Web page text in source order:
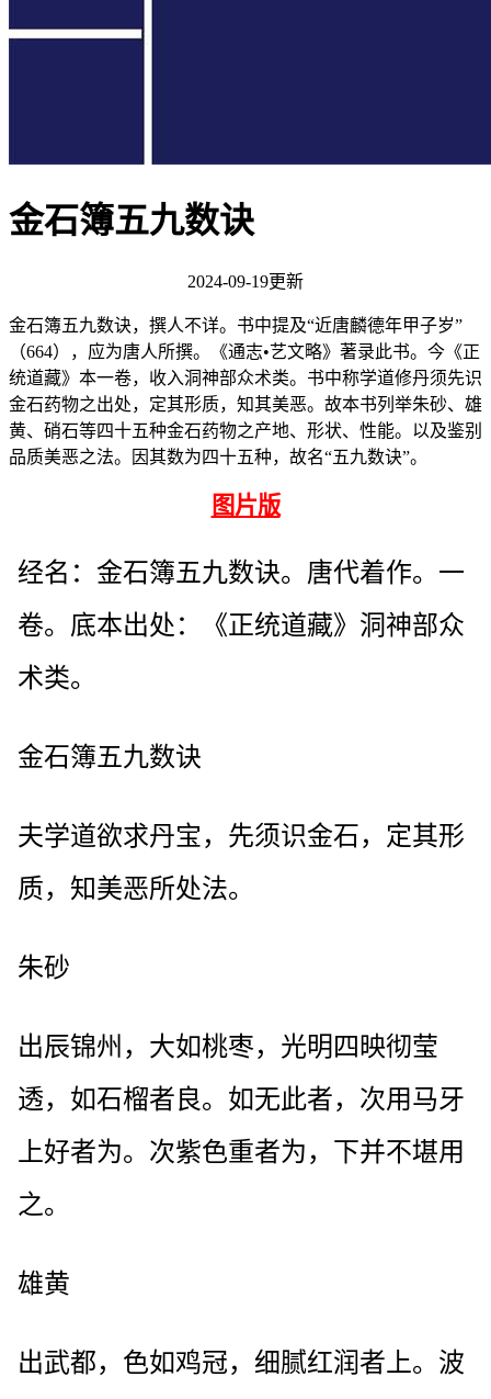
金石簿五九数诀
2024-09-19更新
金石簿五九数诀，撰人不详。书中提及“近唐麟德年甲子岁”
（664），应为唐人所撰。《通志•艺文略》著录此书。今《正
统道藏》本一卷，收入洞神部众术类。书中称学道修丹须先识
金石药物之出处，定其形质，知其美恶。故本书列举朱砂、雄
黄、硝石等四十五种金石药物之产地、形状、性能。以及鉴别
品质美恶之法。因其数为四十五种，故名“五九数诀”。
图片版
经名：金石簿五九数诀。唐代着作。一
卷。底本出处：《正统道藏》洞神部众
术类。
金石簿五九数诀
夫学道欲求丹宝，先须识金石，定其形
质，知美恶所处法。
朱砂
出辰锦州，大如桃枣，光明四映彻莹
透，如石榴者良。如无此者，次用马牙
上好者为。次紫色重者为，下并不堪用
之。
雄黄
出武都，色如鸡冠，细腻红润者上。波